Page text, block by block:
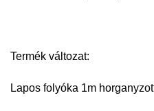
Termék változat:
Lapos folyóka 1m